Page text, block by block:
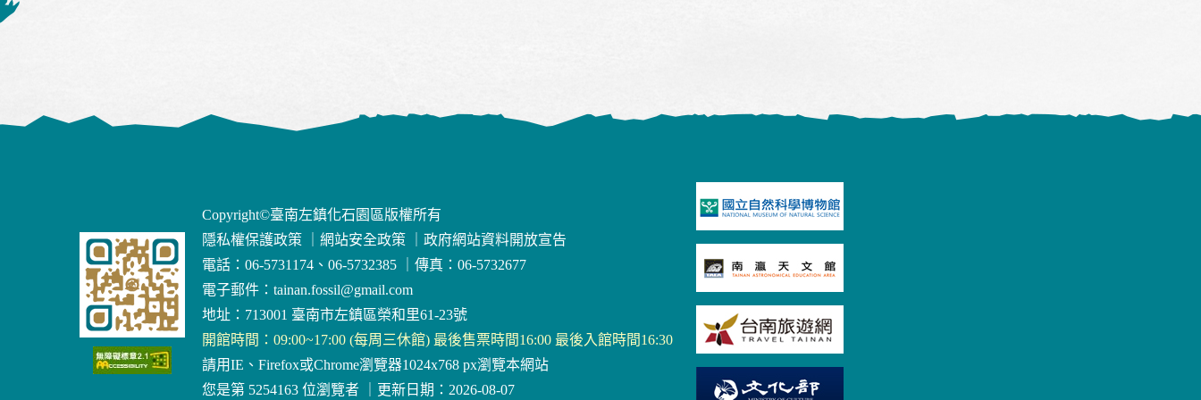
Copyright©臺南左鎮化石園區版權所有
隱私權保護政策
網站安全政策
政府網站資料開放宣告
電話：06-5731174、06-5732385
傳真：06-5732677
電子郵件： tainan.fossil@gmail.com
地址：713001 臺南市左鎮區榮和里61-23號
開館時間：09:00~17:00 (每周三休館) 最後售票時間16:00 最後入館時間16:30
請用IE、Firefox或Chrome瀏覽器1024x768 px瀏覽本網站
您是第 5254163 位瀏覽者
更新日期：2026-08-07